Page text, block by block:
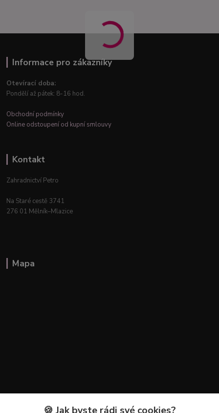
Informace pro zákazníky
Otevírací doba:
Pondělí až pátek: 8-16 hod.
Obchodní podmínky
Online odstoupení od kupní smlouvy
Kontakt
Zahradnictví Petro
Na Staré cestě 3741
276 01 Mělník–Mlazice
Mapa
Kontakty🍪 Jak byste rádi své cookies?